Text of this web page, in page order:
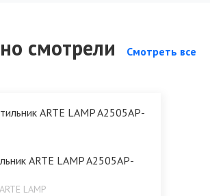
смотрели Смотреть все
ARTE LAMP A2505AP-
ARTE LAMP